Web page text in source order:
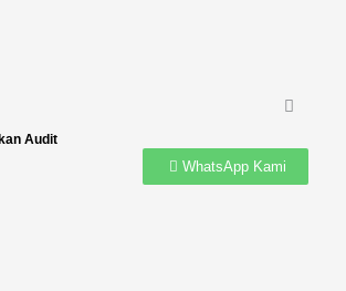
Audit
WhatsApp Kami